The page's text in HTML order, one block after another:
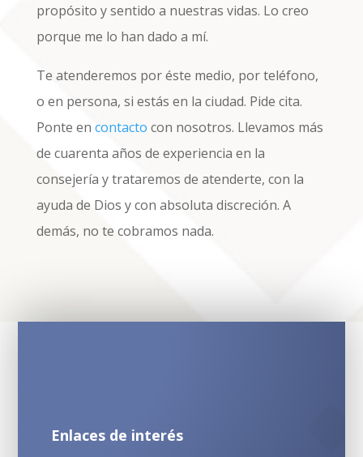
propósito y sentido a nuestras vidas. Lo creo
porque me lo han dado a mí.
Te atenderemos por éste medio, por teléfono,
o en persona, si estás en la ciudad. Pide cita.
Ponte en contacto con nosotros. Llevamos más
de cuarenta años de experiencia en la
consejería y trataremos de atenderte, con la
ayuda de Dios y con absoluta discreción. A
demás, no te cobramos nada.
Enlaces de interés